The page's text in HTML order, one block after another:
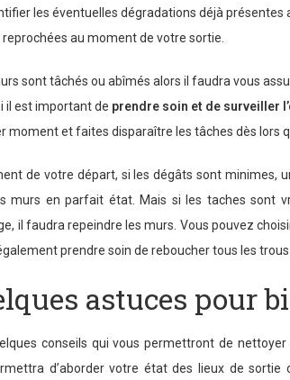
les éventuelles dégradations déjà
reprochées au moment de votre sortie.
sont tâchés ou abîmés alors il faudra vous
il est important de prendre soin et de surveiller
moment et faites disparaître les tâches dès lors
de votre départ, si les dégâts sont minimes,
murs en parfait état. Mais si les taches sont
il faudra repeindre les murs. Vous pouvez
prendre soin de reboucher tous les
astuces pour
conseils qui vous permettront de
d’aborder votre état des lieux de